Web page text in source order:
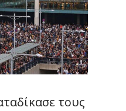
τους